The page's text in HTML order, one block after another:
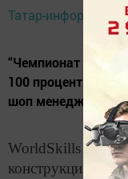
Татар-информ, 26
“Чемпионат
100 процент балл
шоп менеджер
WorldSkills дөнья
конструкцияләр